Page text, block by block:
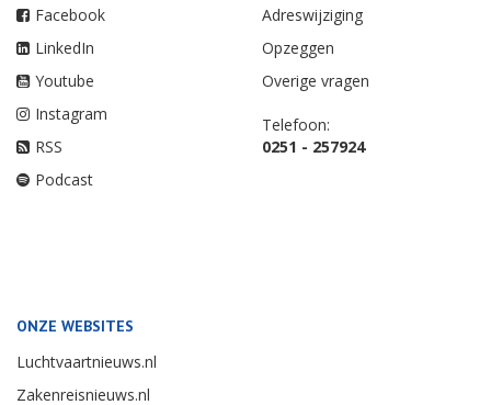
Facebook
LinkedIn
Youtube
Instagram
RSS
Podcast
Adreswijziging
Opzeggen
Overige vragen
Telefoon:
0251 - 257924
ONZE WEBSITES
Luchtvaartnieuws.nl
Zakenreisnieuws.nl